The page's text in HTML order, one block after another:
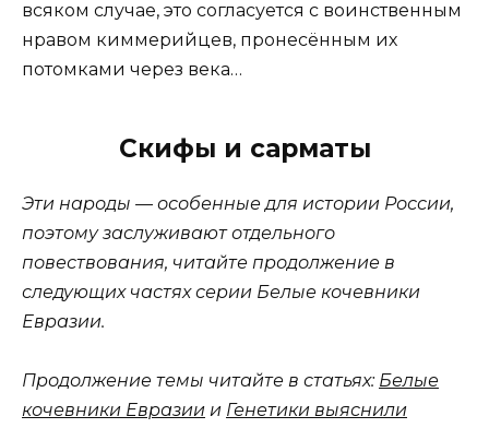
всяком случае, это согласуется с воинственным
нравом киммерийцев, пронесённым их
потомками через века…
Скифы и сарматы
Эти народы — особенные для истории России,
поэтому заслуживают отдельного
повествования, читайте продолжение в
следующих частях серии Белые кочевники
Евразии.
Продолжение темы читайте в статьях: Белые
кочевники Евразии и Генетики выяснили